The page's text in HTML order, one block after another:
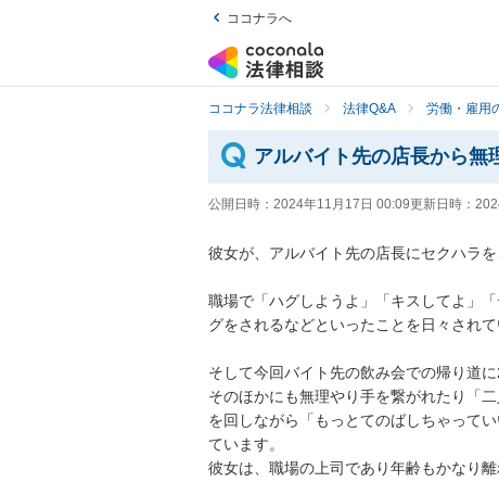
ココナラへ
ココナラ法律相談 法律Q&A 労働・雇用
アルバイト先の店長から無
公開日時： 2024年11月17日 00:09更新日時：
彼女が、アルバイト先の店長にセクハラ
職場で「ハグしようよ」「キスしてよ」
グをされるなどといったことを日々されて
そして今回バイト先の飲み会での帰り道
そのほかにも無理やり手を繋がれたり「
を回しながら「もっとてのばしちゃって
ています。
彼女は、職場の上司であり年齢もかなり